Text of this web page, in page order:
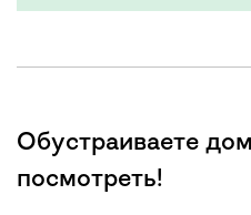
Обустраиваете
посмотреть!